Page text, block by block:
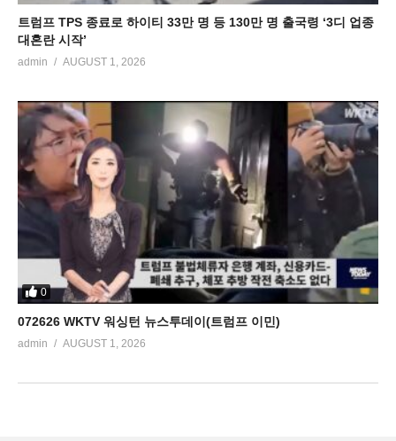
트럼프 TPS 종료로 하이티 33만 명 등 130만 명 출국령 ‘3디 업종
대혼란 시작’
admin AUGUST 1, 2026
0
072626 WKTV 워싱턴 뉴스투데이(트럼프 이민)
admin AUGUST 1, 2026